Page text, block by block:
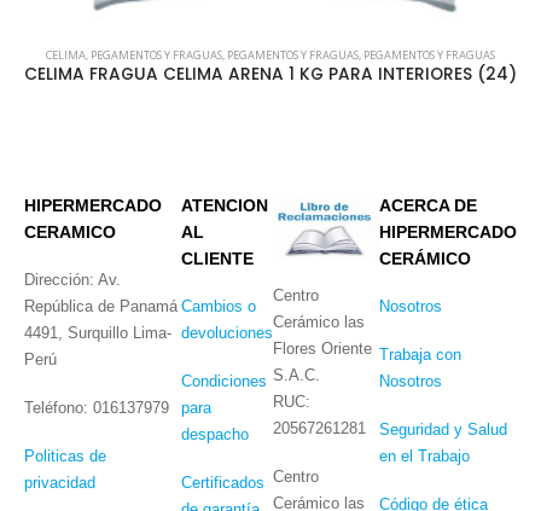
CELIMA, PEGAMENTOS Y FRAGUAS, PEGAMENTOS Y FRAGUAS, PEGAMENTOS Y FRAGUAS
CELIMA FRAGUA CELIMA ARENA 1 KG PARA INTERIORES (24)
HIPERMERCADO
CERAMICO
Dirección: Av.
República de Panamá
4491, Surquillo Lima-
Perú
Teléfono: 016137979
Politicas de
privacidad
ATENCION
AL
CLIENTE
Cambios o
devoluciones
Condiciones
para
despacho
Certificados
Centro
Cerámico las
Flores Oriente
S.A.C.
RUC:
20567261281
Centro
Cerámico las
ACERCA DE
HIPERMERCADO
CERÁMICO
Nosotros
Trabaja con
Nosotros
Seguridad y Salud
en el Trabajo
Código de ética